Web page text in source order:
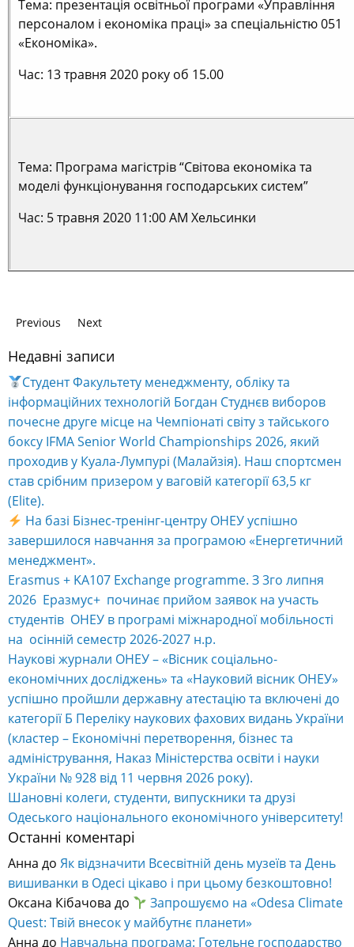
Тема: презентація освітньої програми «Управління
персоналом і економіка праці» за спеціальністю 051
«Економіка».
Час: 13 травня 2020 року об 15.00
Тема: Програма магістрів “Світова економіка та
моделі функціонування господарських систем”
Час: 5 травня 2020 11:00 AM Хельсинки
Previous Next
Недавні записи
Студент Факультету менеджменту, обліку та
інформаційних технологій Богдан Студнєв виборов
почесне друге місце на Чемпіонаті світу з тайського
боксу IFMA Senior World Championships 2026, який
проходив у Куала-Лумпурі (Малайзія). Наш спортсмен
став срібним призером у ваговій категорії 63,5 кг
(Elite).
На базі Бізнес-тренінг-центру ОНЕУ успішно
завершилося навчання за програмою «Енергетичний
менеджмент».
Erasmus + KA107 Exchange programme. З 3го липня
2026 Еразмус+ починає прийом заявок на участь
студентів ОНЕУ в програмі міжнародної мобільності
на осінній семестр 2026-2027 н.р.
Наукові журнали ОНЕУ – «Вісник соціально-
економічних досліджень» та «Науковий вісник ОНЕУ»
успішно пройшли державну атестацію та включені до
категорії Б Переліку наукових фахових видань України
(кластер – Економічні перетворення, бізнес та
адміністрування, Наказ Міністерства освіти і науки
України № 928 від 11 червня 2026 року).
Шановні колеги, студенти, випускники та друзі
Одеського національного економічного університету!
Останні коментарі
Анна до Як відзначити Всесвітній день музеїв та День
вишиванки в Одесі цікаво і при цьому безкоштовно!
Оксана Кібачова до
Запрошуємо на «Odesa Climate
Quest: Твій внесок у майбутнє планети»
Анна до Навчальна програма: Готельне господарство